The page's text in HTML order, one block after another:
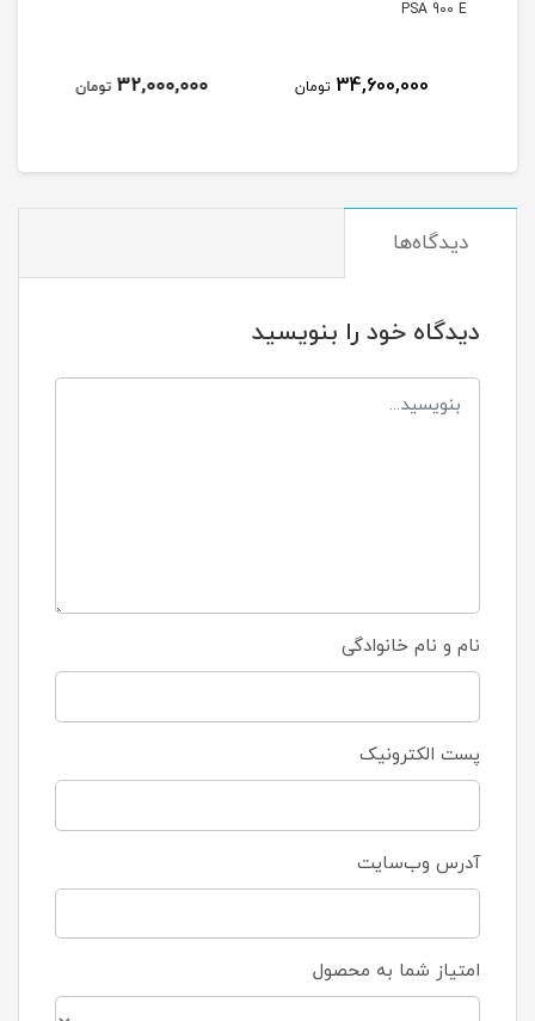
32,000,000 تومان 32,200,000 تومان
دیدگاه‌ها
دیدگاه خود را بنویسید
نام و نام خانوادگی
پست الکترونیک
آدرس وب‌سایت
امتیاز شما به محصول